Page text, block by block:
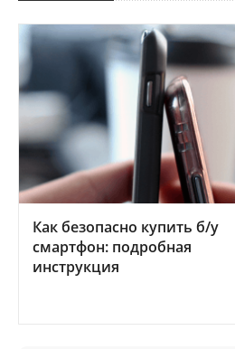
Как безопасно купить б/у
смартфон: подробная
инструкция